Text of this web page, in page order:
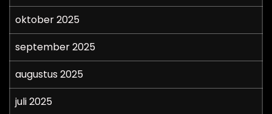
oktober 2025
september 2025
augustus 2025
juli 2025